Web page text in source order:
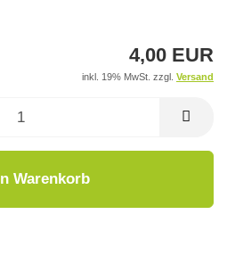
4,00 EUR
inkl. 19% MwSt. zzgl. Versand
Warenkorb